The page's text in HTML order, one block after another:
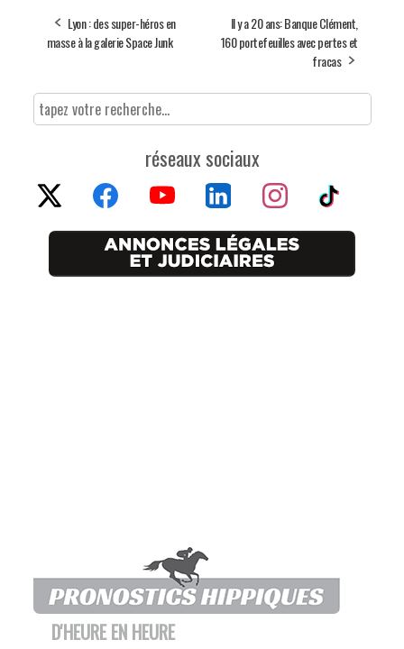
Lyon : des super-héros en
masse à la galerie Space Junk
Il y a 20 ans: Banque Clément,
160 portefeuilles avec pertes et
fracas
réseaux sociaux
D'HEURE EN HEURE